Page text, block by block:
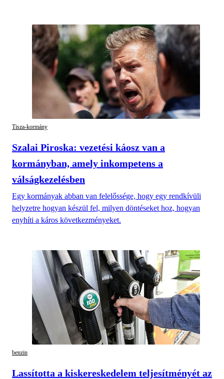
Tisza-kormány
Szalai Piroska: vezetési káosz van a
kormányban, amely inkompetens a
válságkezelésben
Egy kormányak abban van felelőssége, hogy egy rendkívüli
helyzetre hogyan készül fel, milyen döntéseket hoz, hogyan
enyhíti a káros következményeket.
benzin
Lassította a kiskereskedelem teljesítményét az